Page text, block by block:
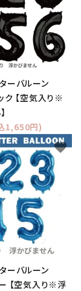
ターバルーン
【空気入り※
1,650円)
ターバルーン
【空気入り※浮
favorite